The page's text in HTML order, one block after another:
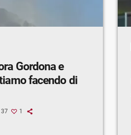
Gordona e
facendo di
37 1